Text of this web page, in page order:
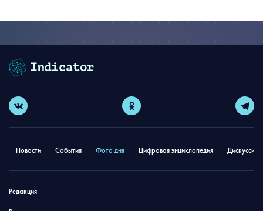
Новости События Фото дня Цифровая энциклопедия
Редакция